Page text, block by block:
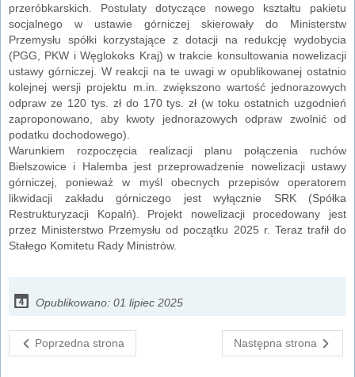
przeróbkarskich. Postulaty dotyczące nowego kształtu pakietu
socjalnego w ustawie górniczej skierowały do Ministerstw
Przemysłu spółki korzystające z dotacji na redukcję wydobycia
(PGG, PKW i Węglokoks Kraj) w trakcie konsultowania nowelizacji
ustawy górniczej. W reakcji na te uwagi w opublikowanej ostatnio
kolejnej wersji projektu m.in. zwiększono wartość jednorazowych
odpraw ze 120 tys. zł do 170 tys. zł (w toku ostatnich uzgodnień
zaproponowano, aby kwoty jednorazowych odpraw zwolnić od
podatku dochodowego).
Warunkiem rozpoczęcia realizacji planu połączenia ruchów
Bielszowice i Halemba jest przeprowadzenie nowelizacji ustawy
górniczej, ponieważ w myśl obecnych przepisów operatorem
likwidacji zakładu górniczego jest wyłącznie SRK (Spółka
Restrukturyzacji Kopalń). Projekt nowelizacji procedowany jest
przez Ministerstwo Przemysłu od początku 2025 r. Teraz trafił do
Stałego Komitetu Rady Ministrów.
Opublikowano: 01 lipiec 2025
Poprzedna strona Następna strona